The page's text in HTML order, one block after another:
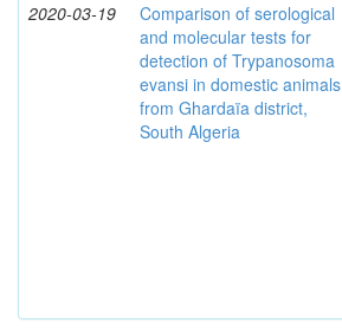
2020-03-19
Comparison of serological
and molecular tests for
detection of Trypanosoma
evansi in domestic animals
from Ghardaïa district,
South Algeria